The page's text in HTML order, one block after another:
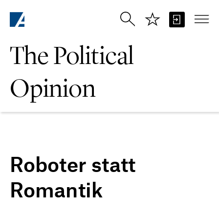
The Political
Opinion
Roboter statt
Romantik